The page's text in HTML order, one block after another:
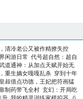
清冷老公又被作精撩失控
闲游日常 代号超自然：超自
道通神：从加点天赋开始无
重生嫡女嘎嘎乱杀 穿到十年
皇叔借点功德，王妃把符画猛
制药带飞全村 玄幻：开局吃